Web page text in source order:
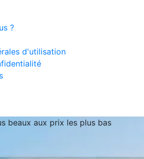
?
d'utilisation
beaux aux prix les plus bas